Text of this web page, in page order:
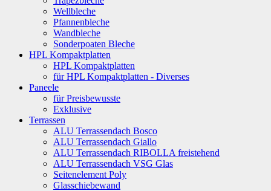
Wellbleche
Pfannenbleche
Wandbleche
Sonderpoaten Bleche
HPL Kompaktplatten
HPL Kompaktplatten
für HPL Kompaktplatten - Diverses
Paneele
für Preisbewusste
Exklusive
Terrassen
ALU Terrassendach Bosco
ALU Terrassendach Giallo
ALU Terrassendach RIBOLLA freistehend
ALU Terrassendach VSG Glas
Seitenelement Poly
Glasschiebewand